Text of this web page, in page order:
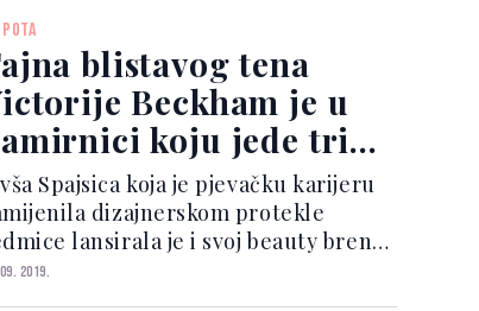
Baš poput modela za dnevne i
kombinacij...
blistavog tena
Beckham je u
koju jede tri
dnevno
Spajsica koja je pjevačku karijeru
dizajnerskom protekle
lansirala je i svoj beauty brend
Beckham Beauty. Moto njezine
2019.